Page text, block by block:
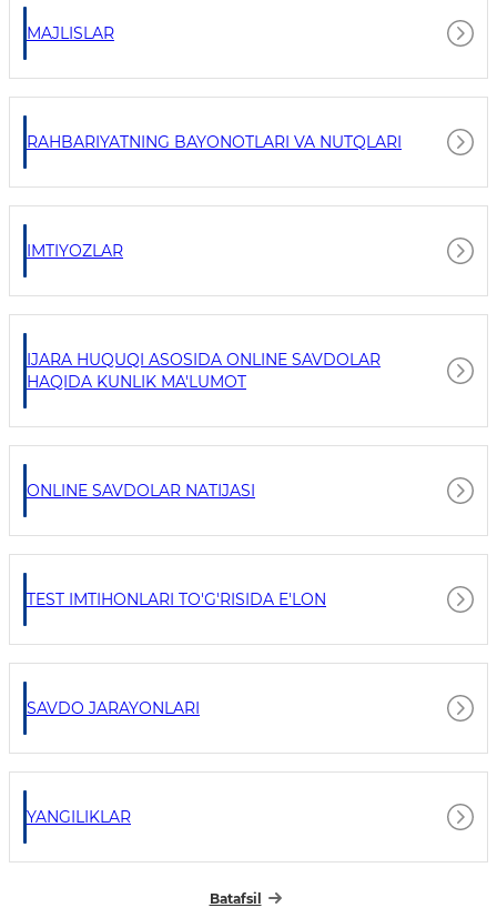
MAJLISLAR
RAHBARIYATNING BAYONOTLARI VA NUTQLARI
IMTIYOZLAR
IJARA HUQUQI ASOSIDA ONLINE SAVDOLAR
HAQIDA KUNLIK MA'LUMOT
ONLINE SAVDOLAR NATIJASI
TEST IMTIHONLARI TO'G'RISIDA E'LON
SAVDO JARAYONLARI
YANGILIKLAR
Batafsil